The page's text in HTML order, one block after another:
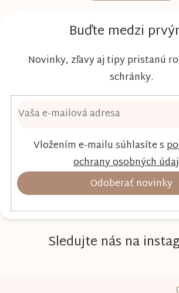
Buďte medzi
Novinky, zľavy aj tipy pristanú
schránky.
Vložením e-mailu súhlasíte s
ochrany osobných
Odoberať novinky
Sledujte nás na